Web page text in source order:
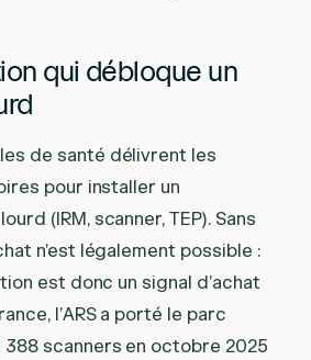
qui débloque un
de santé délivrent les
pour installer un
(IRM, scanner, TEP). Sans
n’est légalement possible :
est donc un signal d’achat
l’ARS a porté le parc
388 scanners en octobre 2025